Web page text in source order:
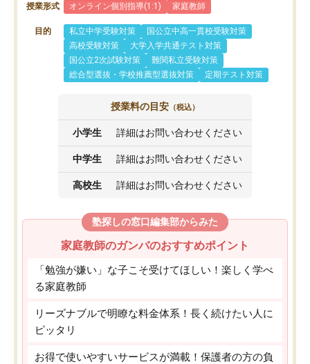
授業形式 オンライン個別指導(1:1) 家庭教師
目的 私立中学受験対策
国公立中高一貫校受験対策
高校受験対策
大学入学共通テスト対策
国公立2次試験対策
難関私立受験対策
総合型選抜・学校推薦型選抜対策
定期テスト対策
授業料の目安 （税込）
小学生 詳細はお問い合わせください
中学生 詳細はお問い合わせください
高校生 詳細はお問い合わせください
塾探しの窓口編集部からみた
家庭教師のガンバのおすすめポイント
「勉強が嫌い」な子こそ受けてほしい！楽しく学べ
る家庭教師
リーズナブルで明瞭な料金体系！長く続けたい人に
ピッタリ
お得で使いやすいサービスが満載！保護者の方の負